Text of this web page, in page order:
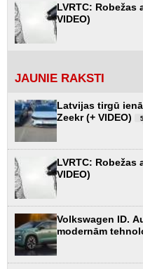
LVRTC:
VIDEO)
JAUNIE RAKSTI
Latvijas tirgū
Zeekr (+ VIDEO)
5
LVRTC:
VIDEO)
Volkswagen ID.
modernām